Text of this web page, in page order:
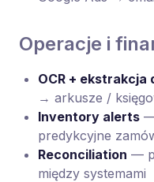
Operacje i
OCR + ekstrakcja
→ arkusze /
Inventory alerts
predykcyjne
Reconciliation —
między systemami